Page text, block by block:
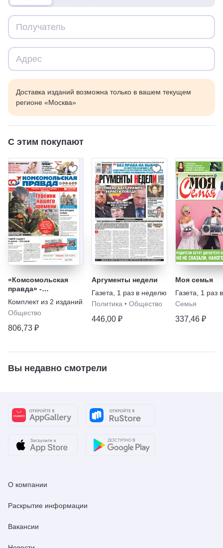
Доставка изданий возможна только в вашем текущем
регионе «Москва»
С этим покупают
«Комсомольская
правда» -
ежедневная газета +
еженедельник
(комплект)
Комплект из 2 изданий
Общество
806,73 ₽
Аргументы недели
Газета
1 раз в неделю
Политика • Общество
446,00 ₽
Моя семья
Газета
1 раз
Семья
337,46 ₽
Вы недавно смотрели
О компании
Раскрытие информации
Вакансии